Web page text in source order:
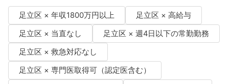
足立区 × 年収1800万円以上
足立区 × 高給与
足立区 × 当直なし
足立区 × 週4日以下の常勤勤務
足立区 × 救急対応なし
足立区 × 専門医取得可（認定医含む）